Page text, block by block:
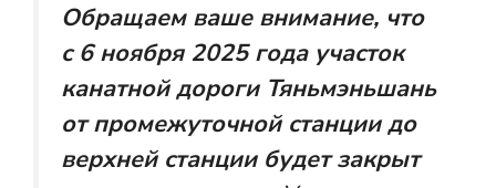
Обращаем ваше внимание, что
с 6 ноября 2025 года участок
канатной дороги Тяньмэньшань
от промежуточной станции до
верхней станции будет закрыт